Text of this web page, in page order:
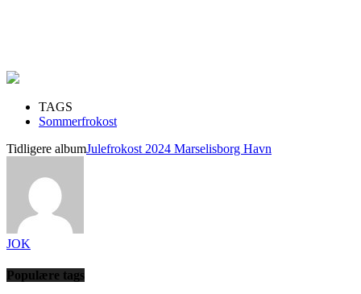
TAGS
Sommerfrokost
Tidligere albumJulefrokost 2024 Marselisborg Havn
JOK
Populære tags